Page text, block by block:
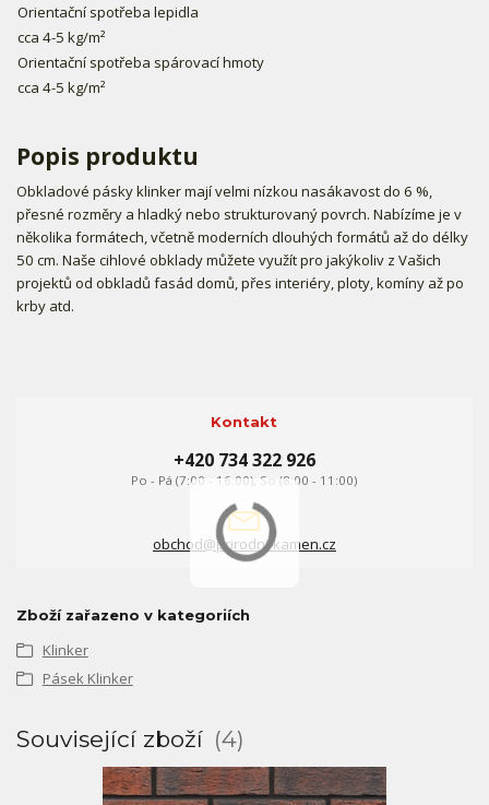
Orientační spotřeba lepidla
cca 4-5 kg/m²
Orientační spotřeba spárovací hmoty
cca 4-5 kg/m²
Popis produktu
Obkladové pásky klinker mají velmi nízkou nasákavost do 6 %,
přesné rozměry a hladký nebo strukturovaný povrch. Nabízíme je v
několika formátech, včetně moderních dlouhých formátů až do délky
50 cm. Naše cihlové obklady můžete využít pro jakýkoliv z Vašich
projektů od obkladů fasád domů, přes interiéry, ploty, komíny až po
krby atd.
Kontakt
+420 734 322 926
Po - Pá (7:00 - 16:00), So (8:00 - 11:00)
obchod@prirodni-kamen.cz
Zboží zařazeno v kategoriích
Klinker
Pásek Klinker
Související zboží 4